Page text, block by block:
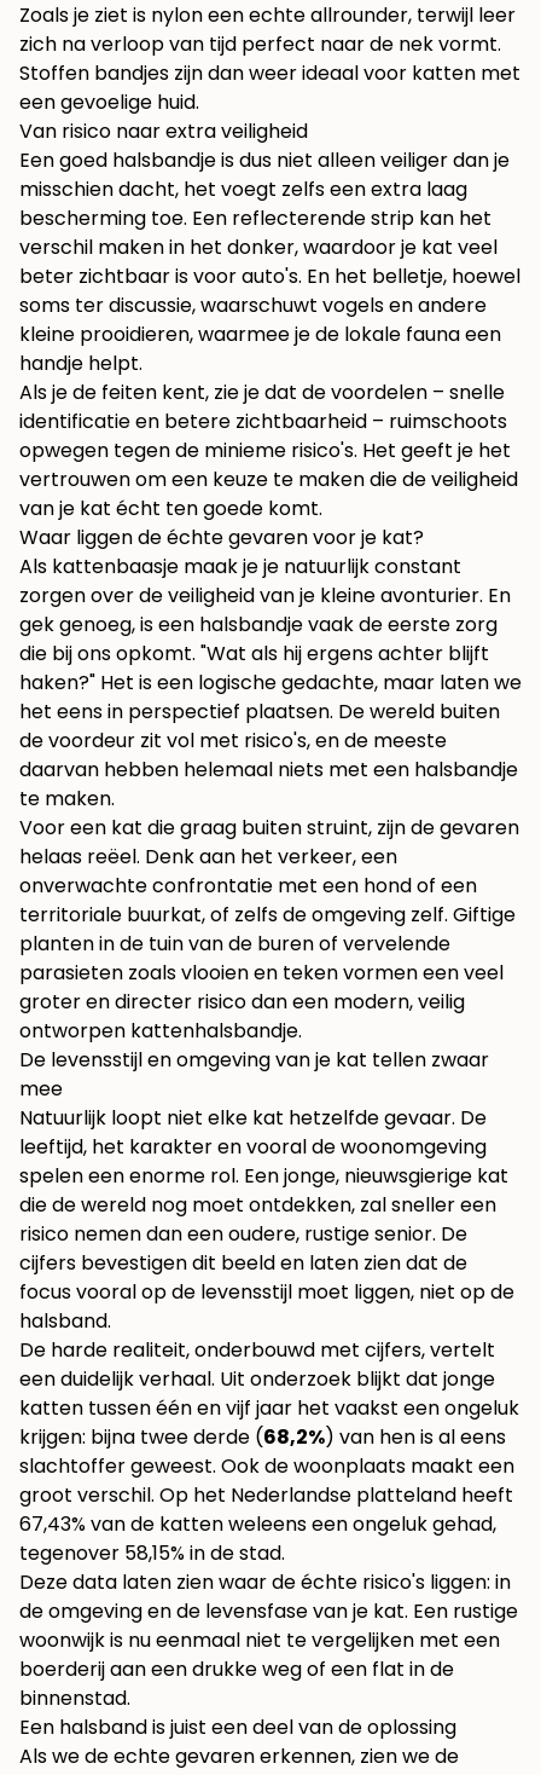
Zoals je ziet is nylon een echte allrounder, terwijl leer
zich na verloop van tijd perfect naar de nek vormt.
Stoffen bandjes zijn dan weer ideaal voor katten met
een gevoelige huid.
Van risico naar extra veiligheid
Een goed halsbandje is dus niet alleen veiliger dan je
misschien dacht, het voegt zelfs een extra laag
bescherming toe. Een reflecterende strip kan het
verschil maken in het donker, waardoor je kat veel
beter zichtbaar is voor auto's. En het belletje, hoewel
soms ter discussie, waarschuwt vogels en andere
kleine prooidieren, waarmee je de lokale fauna een
handje helpt.
Als je de feiten kent, zie je dat de voordelen – snelle
identificatie en betere zichtbaarheid – ruimschoots
opwegen tegen de minieme risico's. Het geeft je het
vertrouwen om een keuze te maken die de veiligheid
van je kat écht ten goede komt.
Waar liggen de échte gevaren voor je kat?
Als kattenbaasje maak je je natuurlijk constant
zorgen over de veiligheid van je kleine avonturier. En
gek genoeg, is een halsbandje vaak de eerste zorg
die bij ons opkomt. "Wat als hij ergens achter blijft
haken?" Het is een logische gedachte, maar laten we
het eens in perspectief plaatsen. De wereld buiten
de voordeur zit vol met risico's, en de meeste
daarvan hebben helemaal niets met een halsbandje
te maken.
Voor een kat die graag buiten struint, zijn de gevaren
helaas reëel. Denk aan het verkeer, een
onverwachte confrontatie met een hond of een
territoriale buurkat, of zelfs de omgeving zelf. Giftige
planten in de tuin van de buren of vervelende
parasieten zoals vlooien en teken vormen een veel
groter en directer risico dan een modern, veilig
ontworpen kattenhalsbandje.
De levensstijl en omgeving van je kat tellen zwaar
mee
Natuurlijk loopt niet elke kat hetzelfde gevaar. De
leeftijd, het karakter en vooral de woonomgeving
spelen een enorme rol. Een jonge, nieuwsgierige kat
die de wereld nog moet ontdekken, zal sneller een
risico nemen dan een oudere, rustige senior. De
cijfers bevestigen dit beeld en laten zien dat de
focus vooral op de levensstijl moet liggen, niet op de
halsband.
De harde realiteit, onderbouwd met cijfers, vertelt
een duidelijk verhaal. Uit onderzoek blijkt dat jonge
katten tussen één en vijf jaar het vaakst een ongeluk
krijgen: bijna twee derde (68,2%) van hen is al eens
slachtoffer geweest. Ook de woonplaats maakt een
groot verschil. Op het Nederlandse platteland heeft
67,43% van de katten weleens een ongeluk gehad,
tegenover 58,15% in de stad.
Deze data laten zien waar de échte risico's liggen: in
de omgeving en de levensfase van je kat. Een rustige
woonwijk is nu eenmaal niet te vergelijken met een
boerderij aan een drukke weg of een flat in de
binnenstad.
Een halsband is juist een deel van de oplossing
Als we de echte gevaren erkennen, zien we de